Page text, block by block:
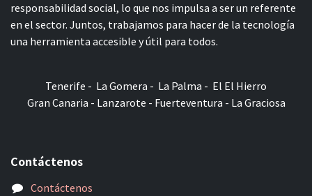
responsabilidad social, lo que nos impulsa a ser un referente
en el sector. Juntos, trabajamos para hacer de la tecnología
una herramienta accesible y útil para todos.
Tenerife - La Gomera - La Palma - El El Hierro
Gran Canaria - Lanzarote - Fuerteventura - La Graciosa
Contáctenos
Contáctenos